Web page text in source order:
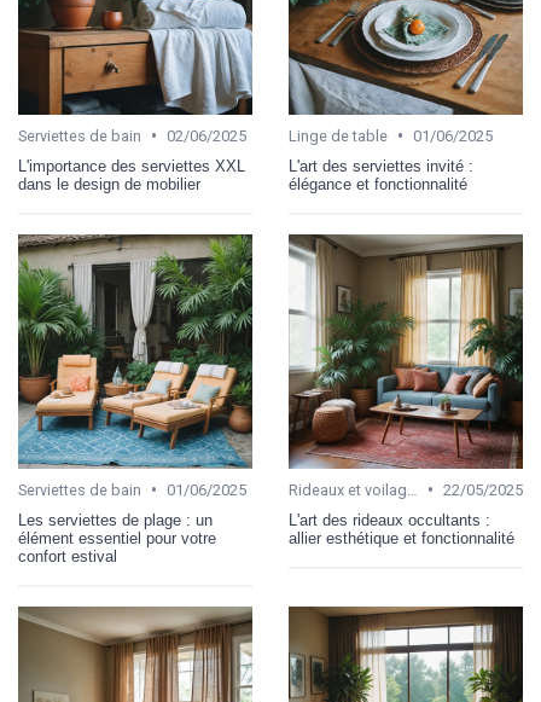
Serviettes de bain • 02/06/2025
L'importance des serviettes XXL
dans le design de mobilier
Linge de table • 01/06/2025
L'art des serviettes invité :
élégance et fonctionnalité
Serviettes de bain • 01/06/2025
Les serviettes de plage : un
élément essentiel pour votre
confort estival
Rideaux et voilages • 22/05/2025
L'art des rideaux occultants :
allier esthétique et fonctionnalité